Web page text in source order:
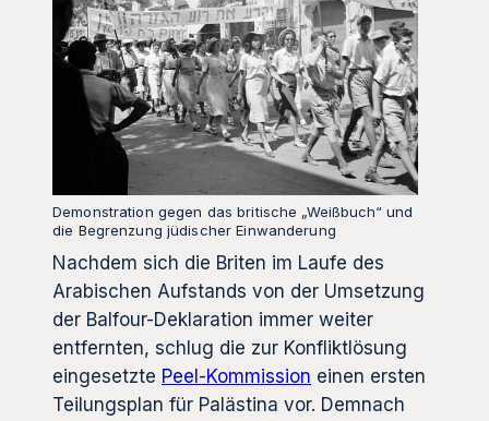
Demonstration gegen das britische „Weißbuch“ und
die Begrenzung jüdischer Einwanderung
Nachdem sich die Briten im Laufe des
Arabischen Aufstands von der Umsetzung
der Balfour-Deklaration immer weiter
entfernten, schlug die zur Konfliktlösung
eingesetzte Peel-Kommission einen ersten
Teilungsplan für Palästina vor. Demnach